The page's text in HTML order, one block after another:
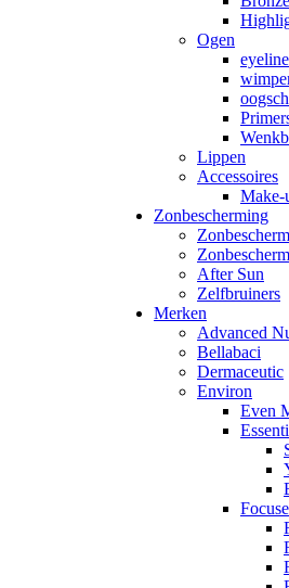
Ogen
Lippen
Accessoires
Make-
Zonbescherming
After Sun
Zelfbruiners
Merken
Advanced
Bellabaci
Dermaceutic
Environ
Even